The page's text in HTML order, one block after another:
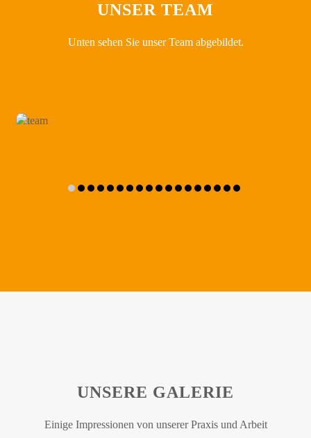
UNSER TEAM
Unten sehen Sie unser Team abgebildet.
UNSERE GALERIE
Einige Impressionen von unserer Praxis und Arbeit